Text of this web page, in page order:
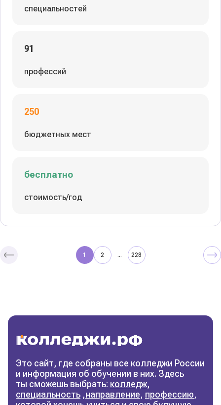
специальностей
91
профессий
250
бюджетных мест
бесплатно
стоимость/год
колледж
Фильтры
Сбросить фильтры
1 2 ... 228
Это сайт, где собраны все колледжи России
и информация об обучении в них. Здесь
ты сможешь выбрать: колледж,
специальность ,направление, профессию,